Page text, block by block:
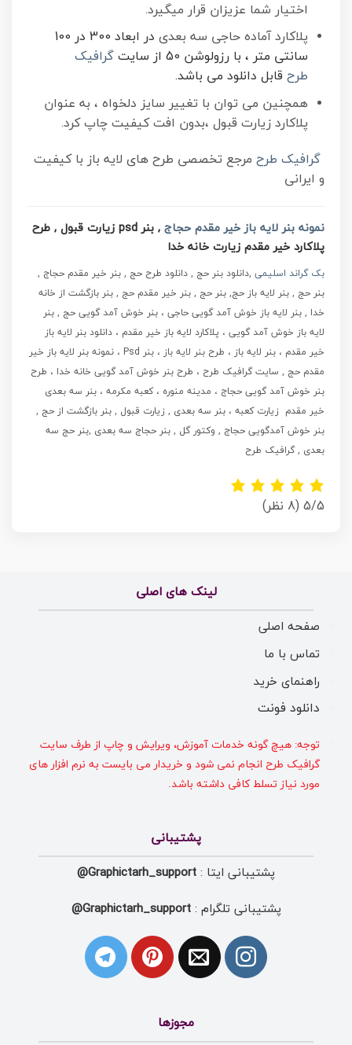
اختیار شما عزیزان قرار میگیرد.
پلاکارد آماده حاجی سه بعدی
در ابعاد 300 در 100
سانتی متر ، با رزولوشن 50 از سایت
گرافیک
طرحقابل دانلود می باشد.
همچنین می توان با تغییر سایز دلخواه ، به عنوان
پلاکارد زیارت قبول ،بدون افت کیفیت چاپ کرد.
گرافیک طرح مرجع تخصصی طرح های لایه باز با کیفیت
و ایرانی
نمونه بنر لایه باز خیر مقدم حجاج
, بنر psd زیارت قبول , طرح
پلاکارد خیر مقدم زیارت خانه خدا
بک گراند اسلیمی ,دانلود بنر حج , دانلود طرح حج , بنر خیر مقدم حجاج ,
بنر حج , بنر لایه باز حج, بنر حج , بنر خیر مقدم حج , بنر بازگشت از خانه
خدا , بنر لایه باز خوش آمد گویی حاجی ، بنر خوش آمد گویی حج , بنر
لایه باز خوش آمد گویی ، پلاکارد لایه باز خیر مقدم ، دانلود بنر لایه باز
خیر مقدم ، بنر لایه باز ، طرح بنر لایه باز ، بنر Psd ، نمونه بنر لایه باز خیر
مقدم حج , سایت گرافیک طرح ، طرح بنر خوش آمد گویی خانه خدا ، طرح
بنر خوش آمد گویی حجاج ، مدینه منوره ، کعبه مکرمه ، بنر سه بعدی
خیر مقدم زیارت کعبه ، بنر سه بعدی , زیارت قبول , بنر بازگشت از حج ,
بنر خوش آمدگویی حجاج , وکتور گل , بنر حجاج سه بعدی ,بنر حج سه
بعدی , گرافیک طرح
5/5 (8 نظر)
لینک های اصلی
صفحه اصلی
تماس با ما
راهنمای خرید
دانلود فونت
توجه: هیچ گونه خدمات آموزش، ویرایش و چاپ از طرف سایت
گرافیک طرح انجام نمی شود و خریدار می بایست به نرم افزار های
مورد نیاز تسلط کافی داشته باشد.
پشتیبانی
پشتیبانی ایتا : Graphictarh_support@
پشتیبانی تلگرام :Graphictarh_support@
مجوزها